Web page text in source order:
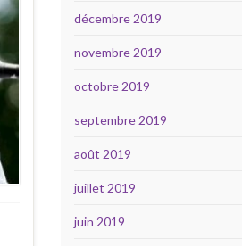
décembre 2019
novembre 2019
octobre 2019
septembre 2019
août 2019
juillet 2019
juin 2019